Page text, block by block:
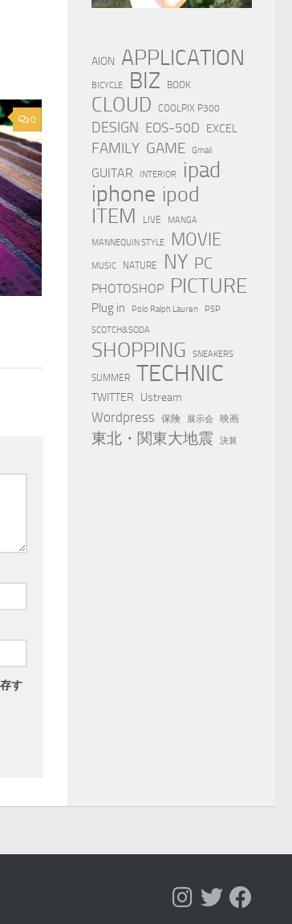
0
す
AION APPLICATION
BICYCLE BIZ BOOK
CLOUD COOLPIX P300
DESIGN EOS-50D EXCEL
FAMILY GAME Gmail
GUITAR INTERIOR ipad
iphone ipod
ITEM
LIVE MANGA
MANNEQUIN STYLE MOVIE
MUSIC NATURE NY PC
PHOTOSHOP PICTURE
Plug in Polo Ralph Lauren
PSP
SCOTCH&SODA
SHOPPING SNEAKERS
SUMMER TECHNIC
TWITTER Ustream
Wordpress 保険 展示会 映画
東北・関東大地震 決算